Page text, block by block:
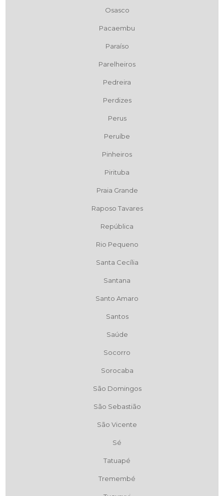
Osasco
Pacaembu
Paraíso
Parelheiros
Pedreira
Perdizes
Perus
Peruíbe
Pinheiros
Pirituba
Praia Grande
Raposo Tavares
República
Rio Pequeno
Santa Cecília
Santana
Santo Amaro
Santos
Saúde
Socorro
Sorocaba
São Domingos
São Sebastião
São Vicente
Sé
Tatuapé
Tremembé